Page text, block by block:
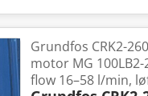
Grundfos CRK2-
motor MG 100LB2-
flow 16–58 l/min,